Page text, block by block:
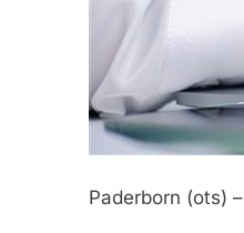
Paderborn (ots) –